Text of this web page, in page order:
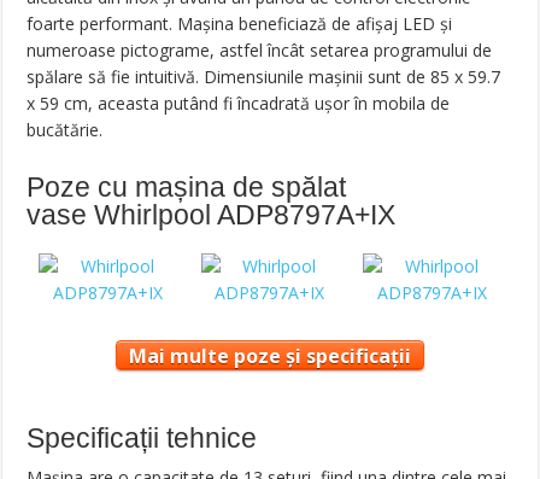
foarte performant. Mașina beneficiază de afișaj LED și
numeroase pictograme, astfel încât setarea programului de
spălare să fie intuitivă. Dimensiunile mașinii sunt de 85 x 59.7
x 59 cm, aceasta putând fi încadrată ușor în mobila de
bucătărie.
Poze cu mașina de spălat
vase Whirlpool ADP8797A+IX
Mai multe poze și specificații
Specificații tehnice